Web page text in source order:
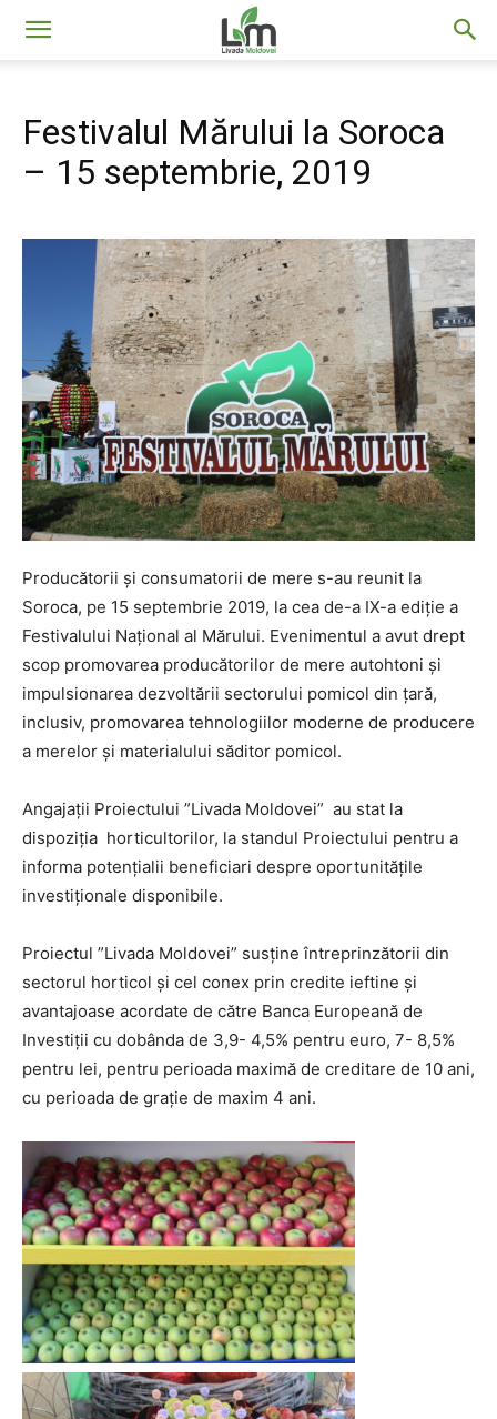
Livada
Moldovei
Festivalul Mărului la Soroca
– 15 septembrie, 2019
Producătorii și consumatorii de mere s-au reunit la
Soroca, pe 15 septembrie 2019, la cea de-a IX-a ediţie a
Festivalului Naţional al Mărului. Evenimentul a avut drept
scop promovarea producătorilor de mere autohtoni și
impulsionarea dezvoltării sectorului pomicol din țară,
inclusiv, promovarea tehnologiilor moderne de producere
a merelor și materialului săditor pomicol.
Angajații Proiectului ”Livada Moldovei” au stat la
dispoziția horticultorilor, la standul Proiectului pentru a
informa potențialii beneficiari despre oportunitățile
investiționale disponibile.
Proiectul ”Livada Moldovei” susține întreprinzătorii din
sectorul horticol și cel conex prin credite ieftine și
avantajoase acordate de către Banca Europeană de
Investiții cu dobânda de 3,9- 4,5% pentru euro, 7- 8,5%
pentru lei, pentru perioada maximă de creditare de 10 ani,
cu perioada de grație de maxim 4 ani.